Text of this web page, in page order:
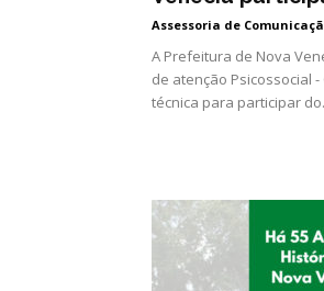
Assessoria de
A Prefeitura de Nova
de atenção Psicossocial
técnica para participar